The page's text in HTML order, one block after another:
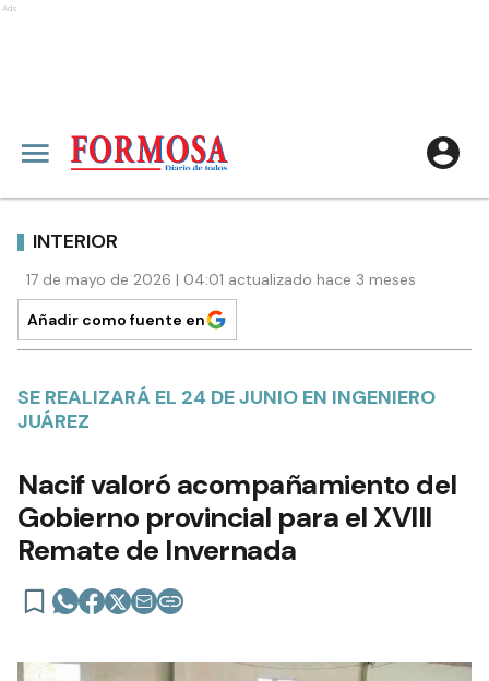
Ads
INTERIOR
17 de mayo de 2026 | 04:01 actualizado hace 3 meses
Añadir como fuente en
SE REALIZARÁ EL 24 DE JUNIO EN INGENIERO
JUÁREZ
Nacif valoró acompañamiento del
Gobierno provincial para el XVIII
Remate de Invernada